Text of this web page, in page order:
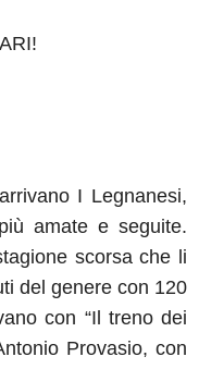
I Legnanesi,
amate e seguite.
scorsa che li
del genere con 120
con “Il treno dei
Provasio, con